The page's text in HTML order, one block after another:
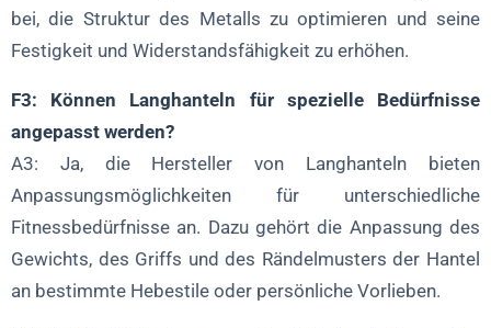
bei, die Struktur des Metalls zu optimieren und seine
Festigkeit und Widerstandsfähigkeit zu erhöhen.
F3: Können Langhanteln für spezielle Bedürfnisse
angepasst werden?
A3: Ja, die Hersteller von Langhanteln bieten
Anpassungsmöglichkeiten für unterschiedliche
Fitnessbedürfnisse an. Dazu gehört die Anpassung des
Gewichts, des Griffs und des Rändelmusters der Hantel
an bestimmte Hebestile oder persönliche Vorlieben.